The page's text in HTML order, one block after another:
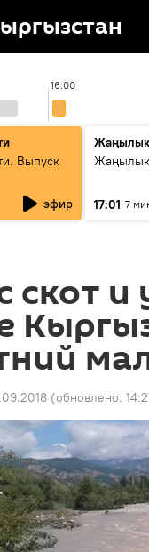
16:00
Выпуск
эфир 17:01 7
скот
(обновлено: